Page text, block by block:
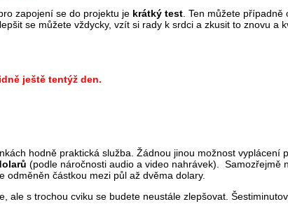
zapojení se do projektu je krátký test. Ten můžete případně
se můžete vždycky, vzít si rady k srdci a zkusit to znovu a
ještě tentýž den.
hodně praktická služba. Žádnou jinou možnost vyplácení
(podle náročnosti audio a video nahrávek). Samozřejmě
částkou mezi půl až dvěma dolary.
ale s trochou cviku se budete neustále zlepšovat.